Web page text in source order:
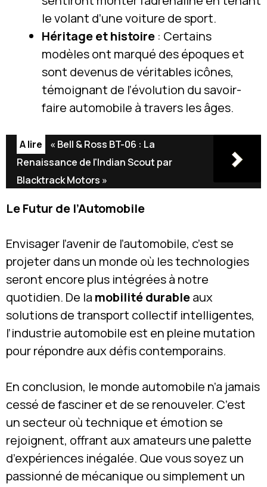
le volant d’une voiture de sport.
Héritage et histoire : Certains
modèles ont marqué des époques et
sont devenus de véritables icônes,
témoignant de l’évolution du savoir-
faire automobile à travers les âges.
A lire
« Bell & Ross BT-06 : La
Renaissance de l'Indian Scout par
Blacktrack Motors »
Le Futur de l’Automobile
Envisager l’avenir de l’automobile, c’est se
projeter dans un monde où les technologies
seront encore plus intégrées à notre
quotidien. De la mobilité durableaux
solutions de transport collectif intelligentes,
l’industrie automobile est en pleine mutation
pour répondre aux défis contemporains.
En conclusion, le monde automobile n’a jamais
cessé de fasciner et de se renouveler. C’est
un secteur où technique et émotion se
rejoignent, offrant aux amateurs une palette
d’expériences inégalée. Que vous soyez un
passionné de mécanique ou simplement un